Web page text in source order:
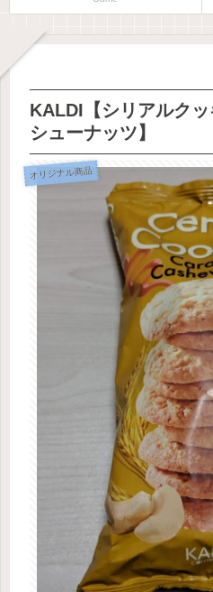
KALDI【シリアルク
シューナッツ】
オリジナル商品